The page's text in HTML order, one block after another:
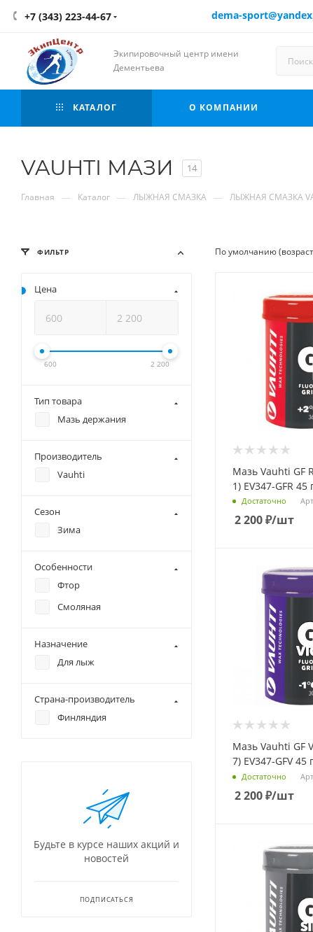
+7 (343) 223-44-67 dema-
Экипировочный центр имени
Дементьева
КАТАЛОГ О КОМПАНИИ
VAUHTI МАЗИ 14
Главная — Каталог — ЛЫЖНАЯ СМАЗКА — ЛЫЖНАЯ СМАЗКА
По умолчанию
Мазь Vauhti GF
1) EV347-GFR 45
Достаточно
2 200₽/шт
Мазь Vauhti GF
7) EV347-GFV 45
Достаточно
2 200₽/шт
ФИЛЬТР
Цена
600 2 200
Тип товара
Мазь держания
Производитель
Vauhti
Сезон
Зима
Особенности
Фтор
Смоляная
Назначение
Для лыж
Страна-производитель
Финляндия
Будьте в курсе наших акций и
новостей
ПОДПИСАТЬСЯ